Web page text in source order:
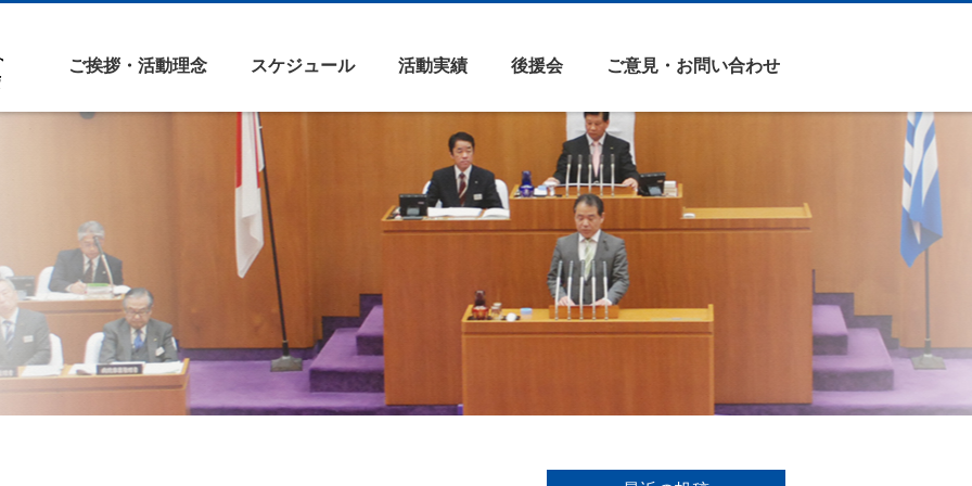
ご挨拶・活動理念 スケジュール 活動実績 後援会 ご意見・お問い合わせ